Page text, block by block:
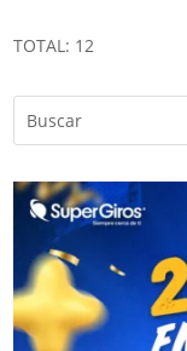
TOTAL: 12